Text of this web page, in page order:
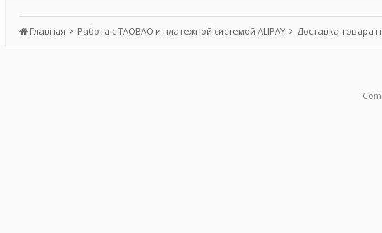
Главная Работа с TAOBAO и платежной системой ALIPAY Доставка товара